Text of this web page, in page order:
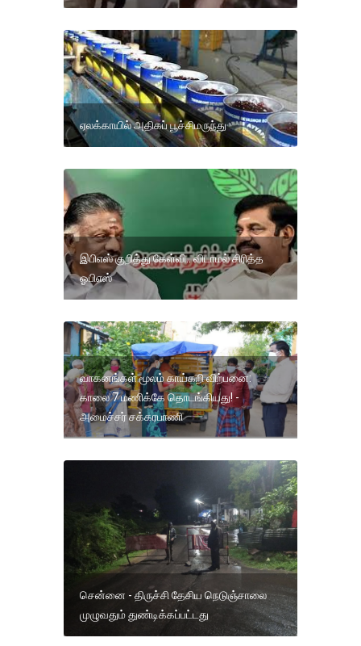
ஏலக்காயில் அதிகப் பூச்சிமருந்து
இபிஎஸ் குறித்து கேள்வி.. விடாமல் சிரித்த
ஓபிஎஸ்
வாகனங்கள் மூலம் காய்கறி விற்பனை:
காலை 7 மணிக்கே தொடங்கியது! -
அமைச்சர் சக்கரபாணி
சென்னை - திருச்சி தேசிய நெடுஞ்சாலை
முழுவதும் துண்டிக்கப்பட்டது